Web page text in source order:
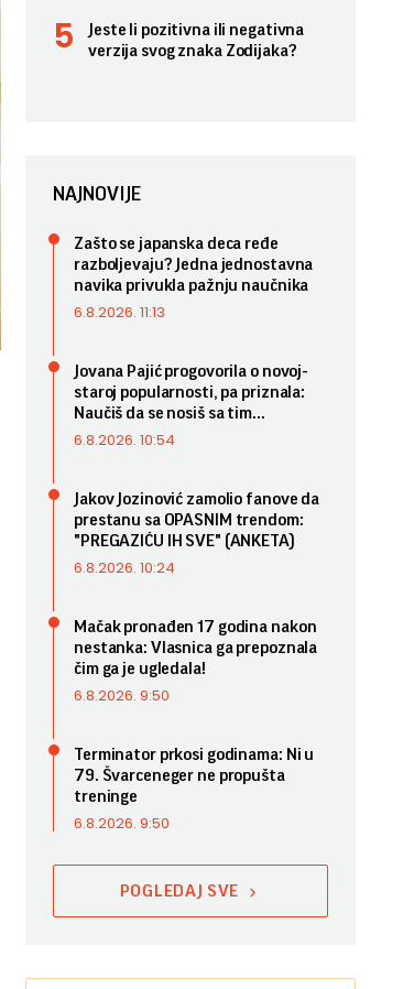
Jeste li pozitivna ili negativna
verzija svog znaka Zodijaka?
NAJNOVIJE
Zašto se japanska deca ređe
razboljevaju? Jedna jednostavna
navika privukla pažnju naučnika
6.8.2026. 11:13
Jovana Pajić progovorila o novoj-
staroj popularnosti, pa priznala:
Naučiš da se nosiš sa tim...
6.8.2026. 10:54
Jakov Jozinović zamolio fanove da
prestanu sa OPASNIM trendom:
"PREGAZIĆU IH SVE" (ANKETA)
6.8.2026. 10:24
Mačak pronađen 17 godina nakon
nestanka: Vlasnica ga prepoznala
čim ga je ugledala!
6.8.2026. 9:50
Terminator prkosi godinama: Ni u
79. Švarceneger ne propušta
treninge
6.8.2026. 9:50
POGLEDAJ SVE